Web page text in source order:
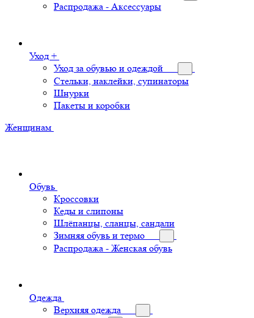
Распродажа - Аксессуары
Уход +
Уход за обувью и одеждой
Стельки, наклейки, супинаторы
Шнурки
Пакеты и коробки
Женщинам
Обувь
Кроссовки
Кеды и слипоны
Шлёпанцы, сланцы, сандали
Зимняя обувь и термо
Распродажа - Женская обувь
Одежда
Верхняя одежда